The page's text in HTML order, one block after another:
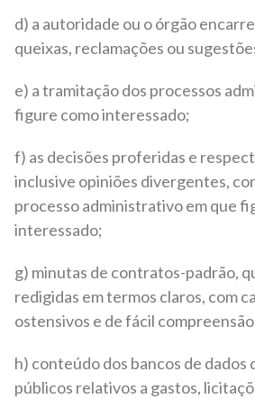
d) a autoridade ou o órgão
queixas, reclamações ou
e) a tramitação dos processos
figure como interessado;
f) as decisões proferidas e
inclusive opiniões divergentes,
processo administrativo em que
interessado;
g) minutas de contratos-padrão,
redigidas em termos claros, com
ostensivos e de fácil
h) conteúdo dos bancos de dados
públicos relativos a gastos,